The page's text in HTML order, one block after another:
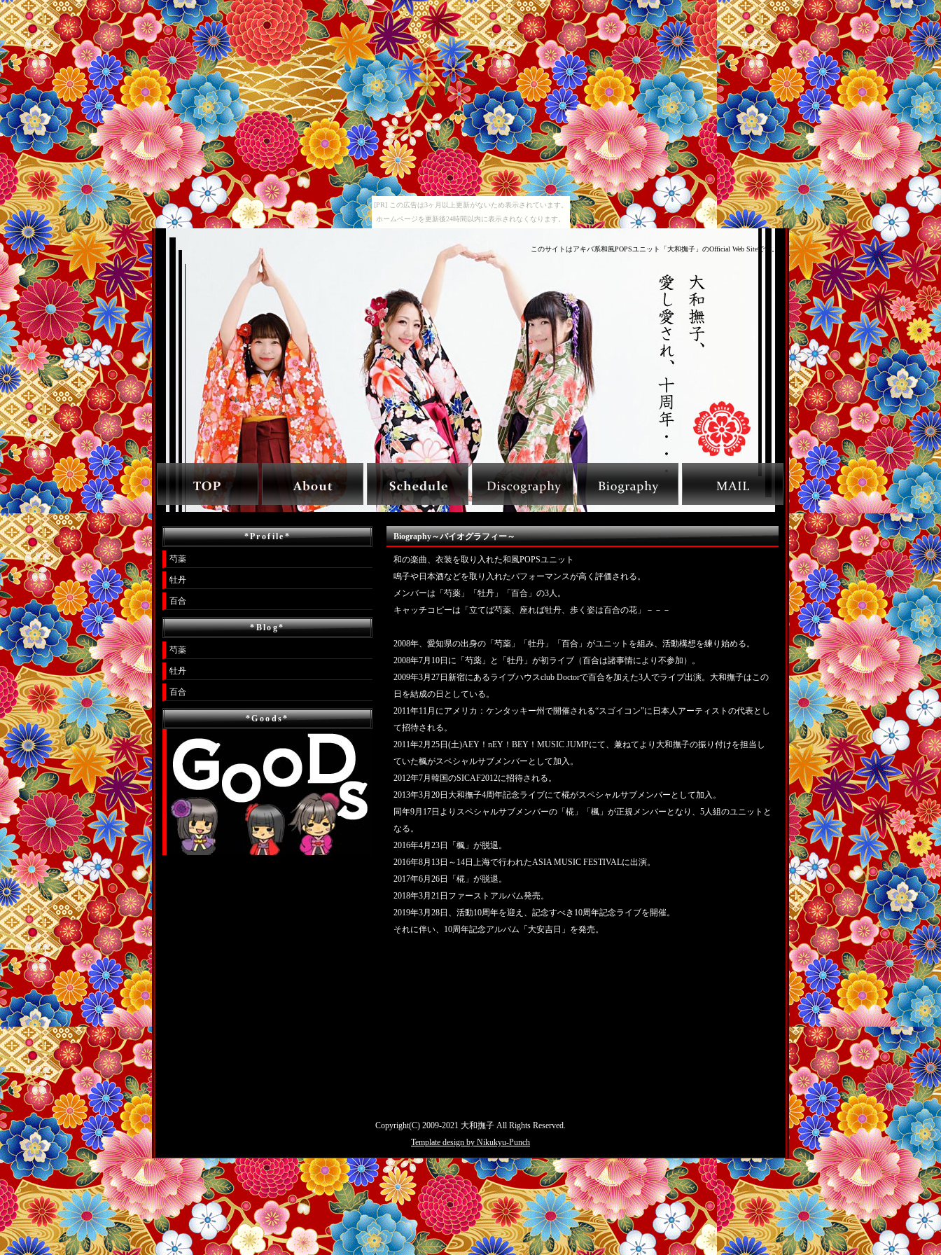
[PR] この広告は3ヶ月以上更新がないため表示されています。
ホームページを更新後24時間以内に表示されなくなります。
このサイトはアキバ系和風POPSユニット「大和撫子」のOfficial Web Siteです。
Biography～バイオグラフィー～
和の楽曲、衣装を取り入れた和風POPSユニット
鳴子や日本酒などを取り入れたパフォーマンスが高く評価される。
メンバーは「芍薬」「牡丹」「百合」の3人。
キャッチコピーは「立てば芍薬、座れば牡丹、歩く姿は百合の花」－－－
2008年、愛知県の出身の「芍薬」「牡丹」「百合」がユニットを組み、活動構想を練り始める。
2008年7月10日に「芍薬」と「牡丹」が初ライブ（百合は諸事情により不参加）。
2009年3月27日新宿にあるライブハウスclub Doctorで百合を加えた3人でライブ出演。大和撫子はこの
日を結成の日としている。
2011年11月にアメリカ：ケンタッキー州で開催される“スゴイコン”に日本人アーティストの代表とし
て招待される。
2011年2月25日(土)AEY！nEY！BEY！MUSIC JUMPにて、兼ねてより大和撫子の振り付けを担当し
ていた楓がスペシャルサブメンバーとして加入。
2012年7月韓国のSICAF2012に招待される。
2013年3月20日大和撫子4周年記念ライブにて椛がスペシャルサブメンバーとして加入。
同年9月17日よりスペシャルサブメンバーの「椛」「楓」が正規メンバーとなり、5人組のユニットと
なる。
2016年4月23日「楓」が脱退。
2016年8月13日～14日上海で行われたASIA MUSIC FESTIVALに出演。
2017年6月26日「椛」が脱退。
2018年3月21日ファーストアルバム発売。
2019年3月28日、活動10周年を迎え、記念すべき10周年記念ライブを開催。
それに伴い、10周年記念アルバム「大安吉日」を発売。
*Profile*
芍薬
牡丹
百合
*Blog*
芍薬
牡丹
百合
*Goods*
Copyright(C) 2009-2021 大和撫子 All Rights Reserved.
Template design by Nikukyu-Punch